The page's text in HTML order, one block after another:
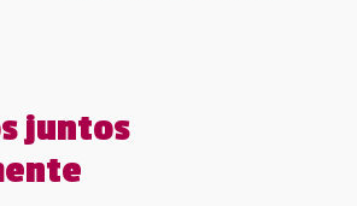
juntos